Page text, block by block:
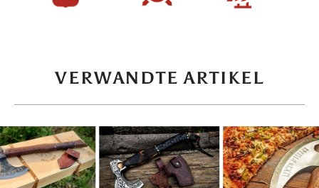
VERWANDTE ARTIKEL